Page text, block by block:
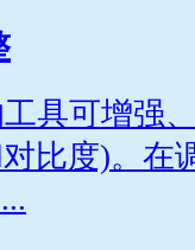
具可增强
比度)。在